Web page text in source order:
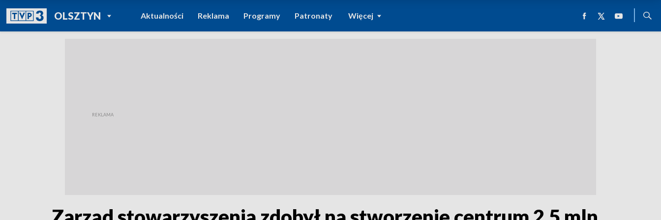
OLSZTYNPOWRÓT DO
TVP REGIONY
Aktualności Reklama Programy Patronaty Więcej